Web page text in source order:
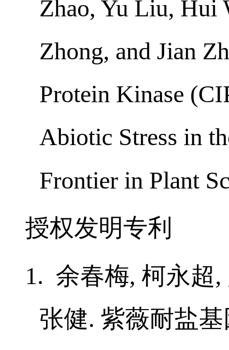
[19]Chunmei Yu#,
Zhao, Yu Liu, Hui
Zhong, and Jian
Protein Kinase
Abiotic Stress in
Frontier in Plant
授权发明专利
1. 余春梅,柯永超